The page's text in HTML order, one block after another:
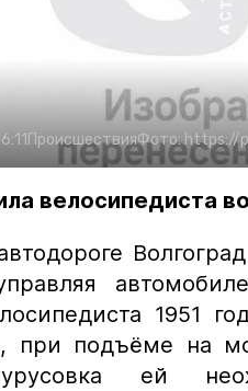
ПроисшествияФото:https://
велосипедиста
1951
при подъёме на
ей